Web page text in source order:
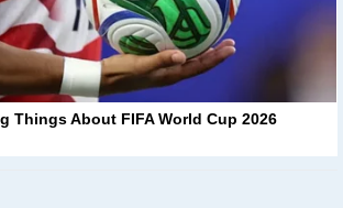
Things About FIFA World Cup 2026